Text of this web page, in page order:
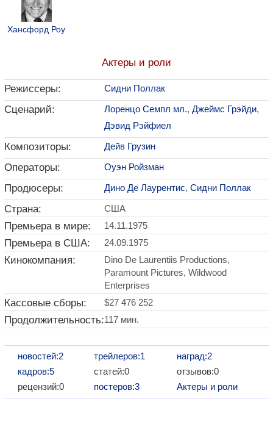
Хансфорд Роу
Актеры и роли
Режиссеры: Сидни Поллак
Сценарий: Лоренцо Семпл мл., Джеймс Грэйди,
Дэвид Рэйфиел
Композиторы: Дейв Грузин
Операторы: Оуэн Ройзман
Продюсеры: Дино Де Лаурентис, Сидни Поллак
Страна: США
Премьера в мире: 14.11.1975
Премьера в США: 24.09.1975
Кинокомпания:
Dino De Laurentiis Productions,
Paramount Pictures, Wildwood
Enterprises
Кассовые сборы: $27 476 252
Продолжительность:117 мин.
новостей:2
кадров:5
рецензий:0
трейлеров:1
статей:0
постеров:3
наград:2
отзывов:0
Актеры и роли